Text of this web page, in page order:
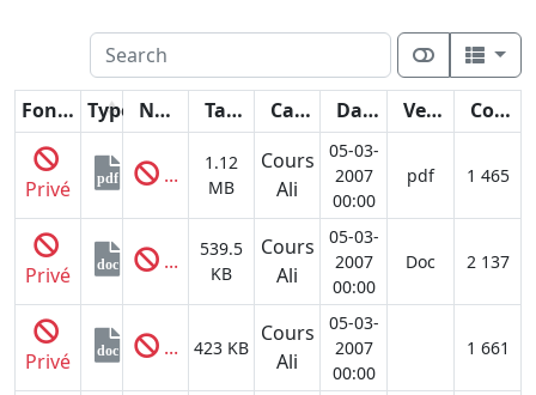
Fonctions Type Nom Taille Catégorie Date Version Compteur
Privé pdf ...
1.12
MB
Cours
Ali
05-03-
2007
00:00
pdf 1 465
Privé doc ...
539.5
KB
Cours
Ali
05-03-
2007
00:00
Doc 2 137
Privé doc ... 423 KB
Cours
Ali
05-03-
2007
00:00
1 661